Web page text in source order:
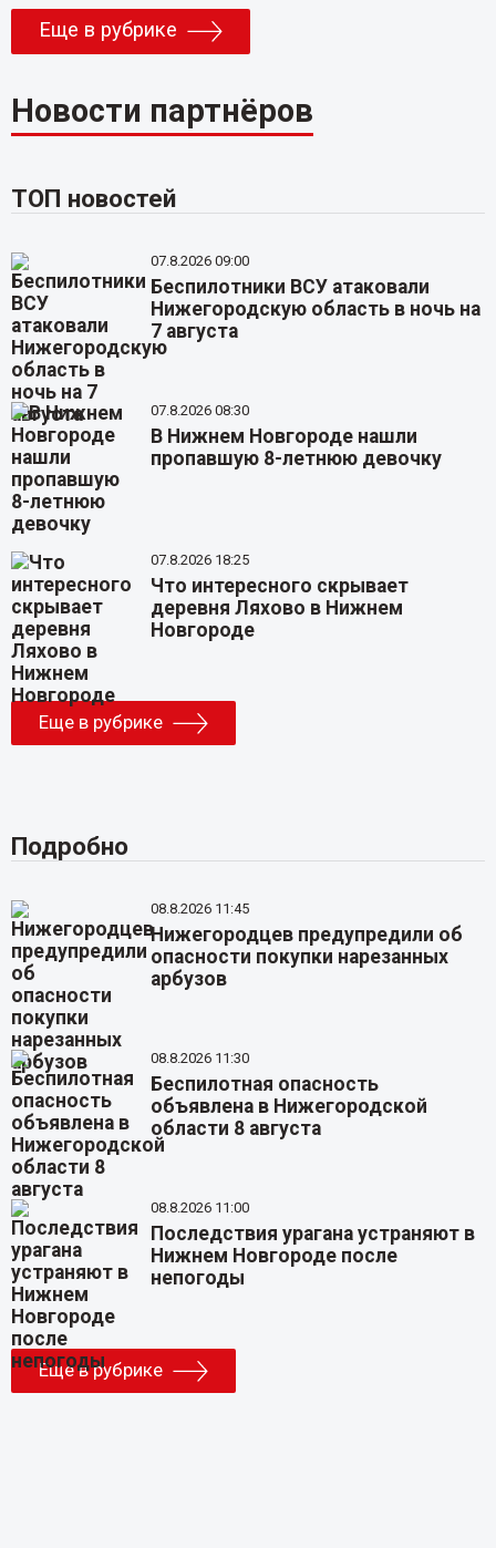
Еще в рубрике
Новости партнёров
ТОП новостей
07.8.2026 09:00
Беспилотники ВСУ атаковали
Нижегородскую область в ночь на
7 августа
07.8.2026 08:30
В Нижнем Новгороде нашли
пропавшую 8-летнюю девочку
07.8.2026 18:25
Что интересного скрывает
деревня Ляхово в Нижнем
Новгороде
Еще в рубрике
Подробно
08.8.2026 11:45
Нижегородцев предупредили об
опасности покупки нарезанных
арбузов
08.8.2026 11:30
Беспилотная опасность
объявлена в Нижегородской
области 8 августа
08.8.2026 11:00
Последствия урагана устраняют в
Нижнем Новгороде после
непогоды
Еще в рубрике